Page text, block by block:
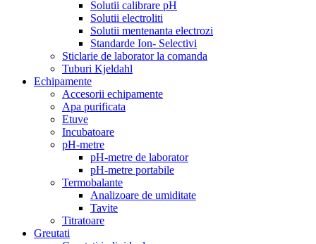
Solutii calibrare pH
Solutii electroliti
Solutii mentenanta electrozi
Standarde Ion- Selectivi
Sticlarie de laborator la comanda
Tuburi Kjeldahl
Echipamente
Accesorii echipamente
Apa purificata
Etuve
Incubatoare
pH-metre
pH-metre de laborator
pH-metre portabile
Termobalante
Analizoare de umiditate
Tavite
Titratoare
Greutati